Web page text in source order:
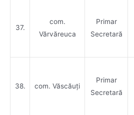
37.
com.
Vărvăreuca
Primar
Secretară
38. com. Văscăuți
Primar
Secretară